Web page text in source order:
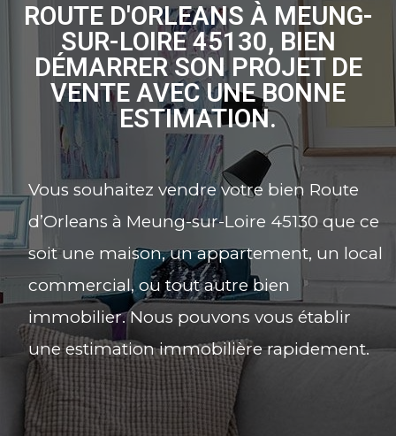
ROUTE D'ORLEANS À MEUNG-
SUR-LOIRE 45130, BIEN
DÉMARRER SON PROJET DE
VENTE AVEC UNE BONNE
ESTIMATION.
Vous souhaitez vendre votre bien Route
d’Orleans à Meung-sur-Loire 45130 que ce
soit une maison, un appartement, un local
commercial, ou tout autre bien
immobilier. Nous pouvons vous établir
une estimation immobilière rapidement.